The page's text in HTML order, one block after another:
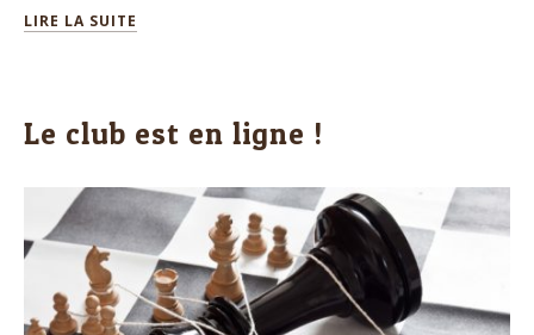
LIRE LA SUITE
Le club est en ligne !